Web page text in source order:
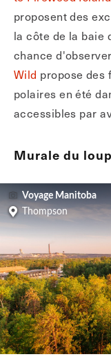
proposent des
la côte de la baie
chance
Wild propose des
polaires en été
accessibles par
Murale du
Voyage Manitoba
Thompson